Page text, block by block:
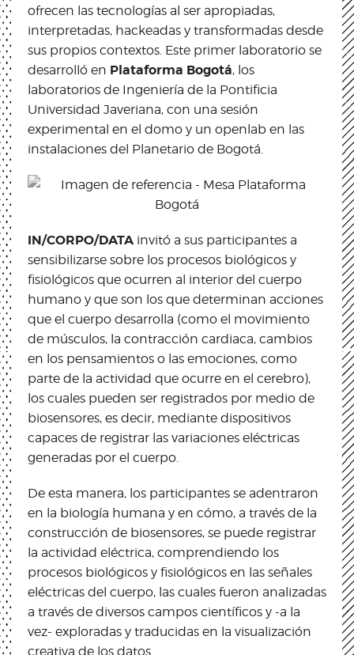
ofrecen las tecnologías al ser apropiadas,
interpretadas, hackeadas y transformadas desde
sus propios contextos. Este primer laboratorio se
desarrolló en Plataforma Bogotá, los
laboratorios de Ingeniería de la Pontificia
Universidad Javeriana, con una sesión
experimental en el domo y un openlab en las
instalaciones del Planetario de Bogotá.
IN/CORPO/DATA invitó a sus participantes a
sensibilizarse sobre los procesos biológicos y
fisiológicos que ocurren al interior del cuerpo
humano y que son los que determinan acciones
que el cuerpo desarrolla (como el movimiento
de músculos, la contracción cardiaca, cambios
en los pensamientos o las emociones, como
parte de la actividad que ocurre en el cerebro),
los cuales pueden ser registrados por medio de
biosensores, es decir, mediante dispositivos
capaces de registrar las variaciones eléctricas
generadas por el cuerpo.
De esta manera, los participantes se adentraron
en la biología humana y en cómo, a través de la
construcción de biosensores, se puede registrar
la actividad eléctrica, comprendiendo los
procesos biológicos y fisiológicos en las señales
eléctricas del cuerpo, las cuales fueron analizadas
a través de diversos campos científicos y -a la
vez- exploradas y traducidas en la visualización
creativa de los datos.